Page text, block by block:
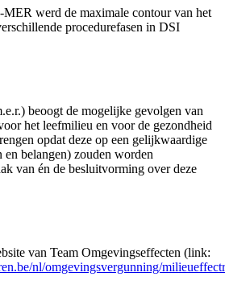
werd de maximale contour van het
procedurefasen in DSI
beoogt de mogelijke gevolgen van
het leefmilieu en voor de gezondheid
opdat deze op een gelijkwaardige
en belangen) zouden worden
van én de besluitvorming over deze
van Team Omgevingseffecten (link:
nl/omgevingsvergunning/